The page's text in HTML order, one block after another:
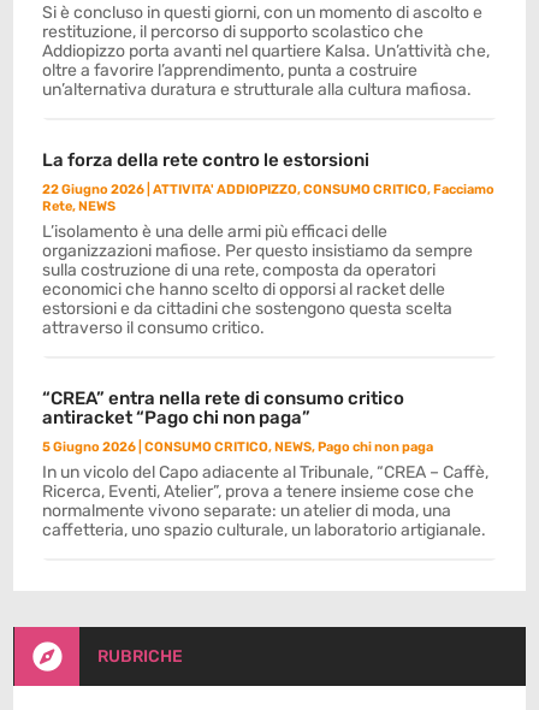
Si è concluso in questi giorni, con un momento di ascolto e
restituzione, il percorso di supporto scolastico che
Addiopizzo porta avanti nel quartiere Kalsa. Un’attività che,
oltre a favorire l’apprendimento, punta a costruire
un’alternativa duratura e strutturale alla cultura mafiosa.
La forza della rete contro le estorsioni
22 Giugno 2026 |ATTIVITA' ADDIOPIZZO,CONSUMO CRITICO,Facciamo
Rete,NEWS
L’isolamento è una delle armi più efficaci delle
organizzazioni mafiose. Per questo insistiamo da sempre
sulla costruzione di una rete, composta da operatori
economici che hanno scelto di opporsi al racket delle
estorsioni e da cittadini che sostengono questa scelta
attraverso il consumo critico.
“CREA” entra nella rete di consumo critico
antiracket “Pago chi non paga”
5 Giugno 2026 |CONSUMO CRITICO,NEWS,Pago chi non paga
In un vicolo del Capo adiacente al Tribunale, “CREA – Caffè,
Ricerca, Eventi, Atelier”, prova a tenere insieme cose che
normalmente vivono separate: un atelier di moda, una
caffetteria, uno spazio culturale, un laboratorio artigianale.
 RUBRICHE